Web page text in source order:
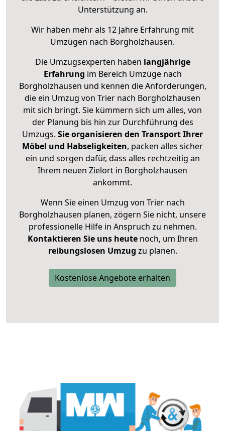
Unterstützung an.
Wir haben mehr als 12 Jahre Erfahrung mit
Umzügen nach Borgholzhausen.
Die Umzugsexperten haben langjährige
Erfahrung im Bereich Umzüge nach
Borgholzhausen und kennen die Anforderungen,
die ein Umzug von Trier nach Borgholzhausen
mit sich bringt. Sie kümmern sich um alles, von
der Planung bis hin zur Durchführung des
Umzugs. Sie organisieren den Transport Ihrer
Möbel und Habseligkeiten, packen alles sicher
ein und sorgen dafür, dass alles rechtzeitig an
Ihrem neuen Zielort in Borgholzhausen
ankommt.
Wenn Sie einen Umzug von Trier nach
Borgholzhausen planen, zögern Sie nicht, unsere
professionelle Hilfe in Anspruch zu nehmen.
Kontaktieren Sie uns heutenoch, um Ihren
reibungslosen Umzug zu planen.
Kostenlose Angebote erhalten